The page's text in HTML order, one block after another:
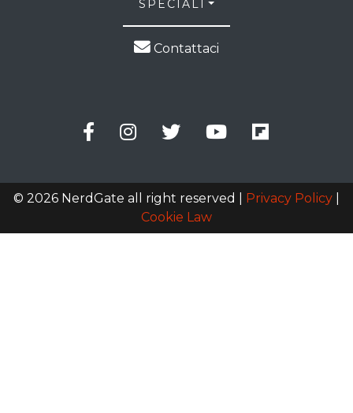
SPECIALI
Contattaci
© 2026 NerdGate all right reserved | Privacy Policy
Cookie Law